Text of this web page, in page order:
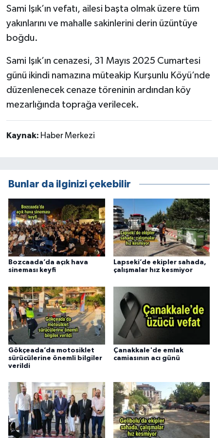
Sami Işık’ın vefatı, ailesi başta olmak üzere tüm
yakınlarını ve mahalle sakinlerini derin üzüntüye
boğdu.
Sami Işık’ın cenazesi, 31 Mayıs 2025 Cumartesi
günü ikindi namazına müteakip Kurşunlu Köyü’nde
düzenlenecek cenaze töreninin ardından köy
mezarlığında toprağa verilecek.
Kaynak: Haber Merkezi
Bunlar da ilginizi çekebilir
Bozcaada’da açık hava
sineması keyfi
Lapseki’de ekipler sahada,
çalışmalar hız kesmiyor
Gökçeada’da motosiklet
sürücülerine önemli bilgiler
verildi
Çanakkale'de emlak
camiasının acı günü